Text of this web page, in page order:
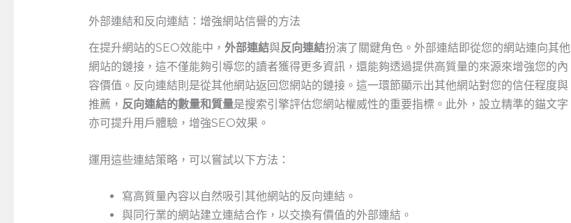
外部連結和反向連結：增強網站信譽的方法
在提升網站的SEO效能中， 外部連結與反向連結扮演了關鍵角色。外部連結即從您的網站連向其他
網站的鏈接，這不僅能夠引導您的讀者獲得更多資訊，還能夠透過提供高質量的來源來增強您的內
容價值。反向連結則是從其他網站返回您網站的鏈接。這一環節顯示出其他網站對您的信任程度與
推薦， 反向連結的數量和質量是搜索引擎評估您網站權威性的重要指標。此外，設立精準的錨文字
亦可提升用戶體驗，增強SEO效果。
運用這些連結策略，可以嘗試以下方法：
寫高質量內容以自然吸引其他網站的反向連結。
與同行業的網站建立連結合作，以交換有價值的外部連結。